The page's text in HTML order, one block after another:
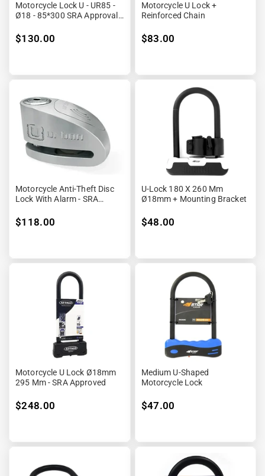
Motorcycle Lock U - UR85 -
Ø18 - 85*300 SRA Approval
$130.00
Motorcycle U Lock +
Reinforced Chain
$83.00
Motorcycle Anti-Theft Disc
Lock With Alarm - SRA
$118.00
U-Lock 180 X 260 Mm
Ø18mm + Mounting Bracket
$48.00
Motorcycle U Lock Ø18mm
295 Mm - SRA Approved
$248.00
Medium U-Shaped
Motorcycle Lock
$47.00